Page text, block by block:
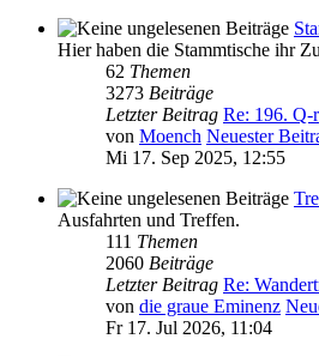
Hier haben die Stammtische ihr
62 Themen
3273 Beiträge
Letzter Beitrag Re: 196.
von Moench Neuester
Mi 17. Sep 2025, 12:55
Ausfahrten und Treffen.
111 Themen
2060 Beiträge
Letzter Beitrag Re:
von die graue Eminenz
Fr 17. Jul 2026, 11:04